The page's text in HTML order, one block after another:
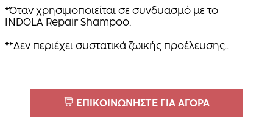
*Όταν χρησιμοποιείται σε συνδυασμό με το
INDOLA Repair Shampoo.
**Δεν περιέχει συστατικά ζωικής προέλευσης..
ΕΠΙΚΟΙΝΩΝΗΣΤΕ ΓΙΑ ΑΓΟΡΑ